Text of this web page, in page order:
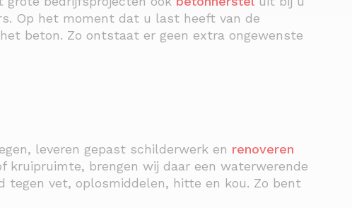
Op het moment dat u last heeft van de
beton. Zo ontstaat er geen extra ongewenste
leveren gepast schilderwerk en renoveren
brengen wij daar een waterwerende
tegen vet, oplosmiddelen, hitte en kou. Zo bent